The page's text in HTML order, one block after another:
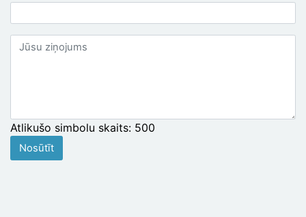
Jūsu
Atlikušo simbolu skaits: 500
Nosūtīt